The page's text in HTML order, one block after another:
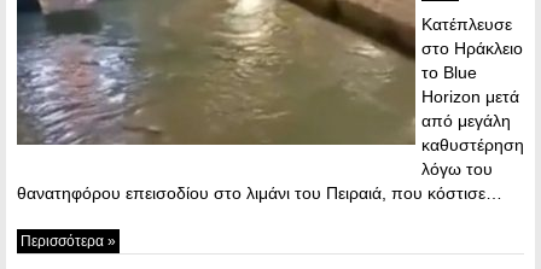
Κατέπλευσε
στο Ηράκλειο
το Blue
Horizon μετά
από μεγάλη
καθυστέρηση
λόγω του
θανατηφόρου επεισοδίου στο λιμάνι του Πειραιά, που κόστισε…
Περισσότερα »